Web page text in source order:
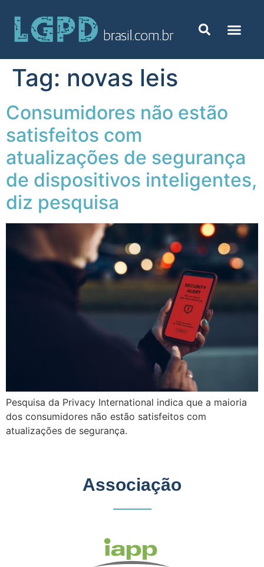
Tag: novas leis
Consumidores não estão
satisfeitos com
atualizações de segurança
de dispositivos inteligentes,
diz pesquisa
Pesquisa da Privacy International indica que a maioria
dos consumidores não estão satisfeitos com
atualizações de segurança.
Associação